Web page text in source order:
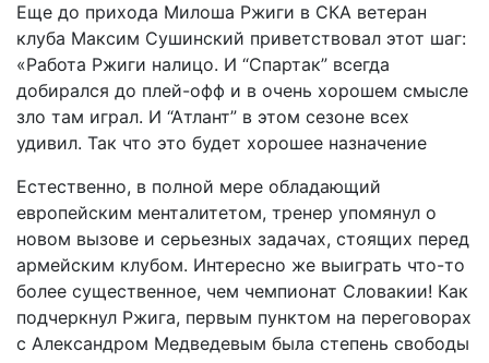
Еще до прихода Милоша Ржиги в СКА ветеран
клуба Максим Сушинский приветствовал этот шаг:
«Работа Ржиги налицо. И “Спартак” всегда
добирался до плей-офф и в очень хорошем смысле
зло там играл. И “Атлант” в этом сезоне всех
удивил. Так что это будет хорошее назначение
Естественно, в полной мере облада­ющий
европейским менталитетом, тренер упомянул о
новом вызове и серьезных задачах, стоящих перед
армейским клубом. Интересно же выиграть что-то
более существенное, чем чемпионат Словакии! Как
подчеркнул Ржига, первым пунктом на переговорах
с Александром Медведевым была степень свободы